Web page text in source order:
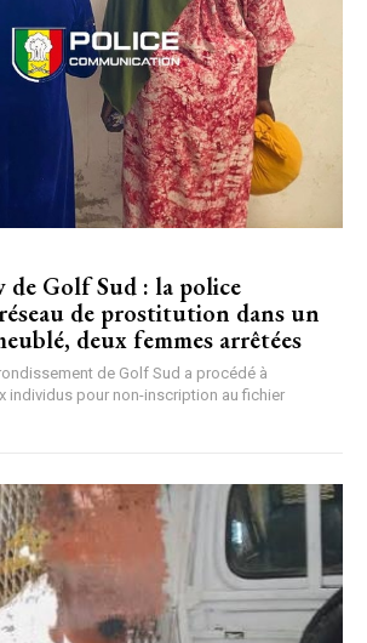
de Golf Sud : la police
de prostitution dans un
deux femmes arrêtées
de Golf Sud a procédé à
individus pour non-inscription au fichier